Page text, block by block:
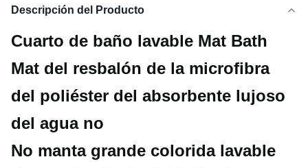
Descripción del Producto
Cuarto de baño lavable Mat Bath
Mat del resbalón de la microfibra
del poliéster del absorbente lujoso
del agua no
No manta grande colorida lavable